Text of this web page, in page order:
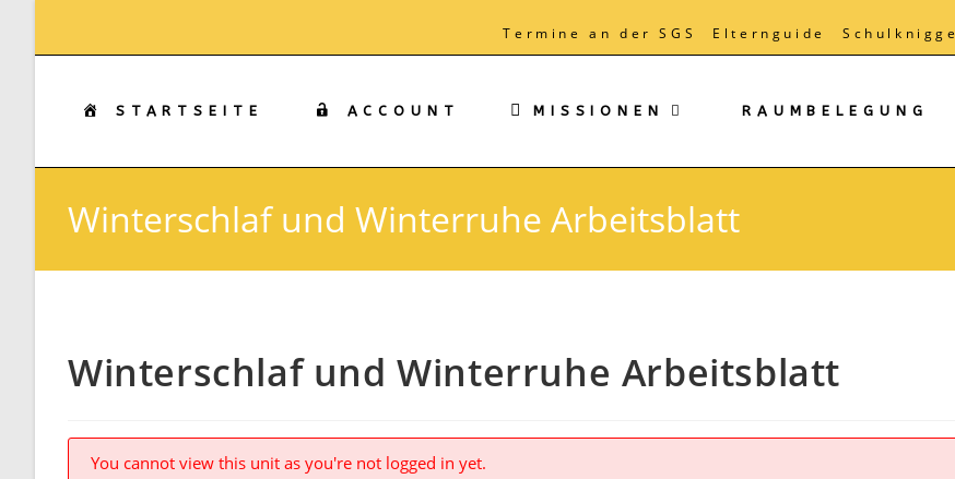
Termine an der SGS Elternguide Schulknigge
STARTSEITE ACCOUNT MISSIONEN RAUMBELEGUNG
Winterschlaf und Winterruhe Arbeitsblatt
Winterschlaf und Winterruhe Arbeitsblatt
You cannot view this unit as you're not logged in yet.